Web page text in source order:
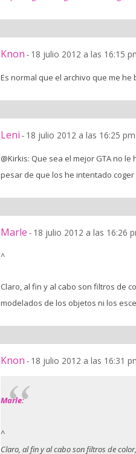
Knon - 18 julio 2012 a las 16:15
Es normal que el archivo que me he
Leni - 18 julio 2012 a las 16:25 pm
@Kirkis: Que sea el mejor GTA no
pesar de que los he intentado
Marle - 18 julio 2012 a las 16:26
^
Claro, al fin y al cabo son filtros de
modelados de los objetos ni los
Knon - 18 julio 2012 a las 16:31
Marle:
^
Claro, al fin y al cabo son filtros de